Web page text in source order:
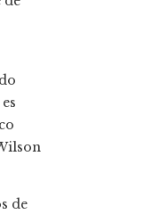
de